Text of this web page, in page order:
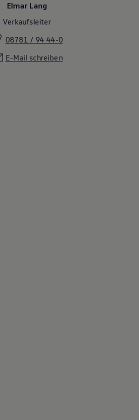
Elmar Lang
Verkaufsleiter
08781 / 94 44-0
E-Mail schreiben